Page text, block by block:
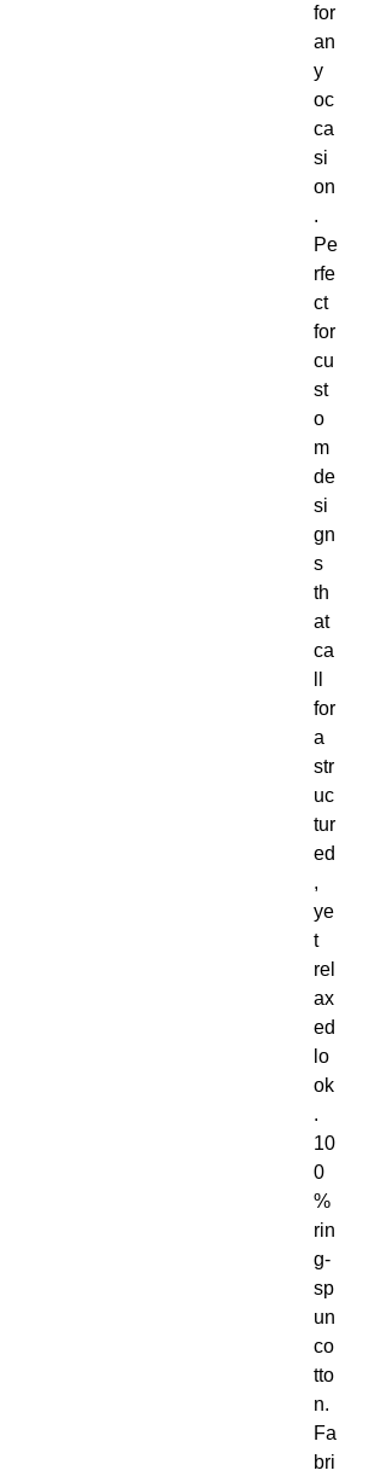
for
an
y
oc
ca
si
on
.
Pe
rfe
ct
for
cu
st
o
m
de
si
gn
s
th
at
ca
for
a
str
uc
tur
ed
,
ye
t
rel
ax
ed
lo
ok
.
10
0
%
rin
g-
sp
un
co
tto
n.
Fa
bri